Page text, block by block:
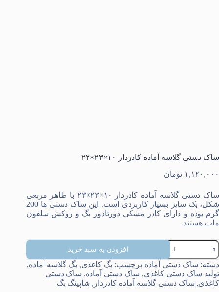
ساک دستی گلاسه آماده کادردار ۱۰×۲۳×۲۳
۱,۱۲۰,۰۰۰ تومان
ساک دستی گلاسه آماده کادردار ۱۰×۲۳×۲۳ با ظاهر مربعی
شکل، یک سایز بسیار کاربردی است. این ساک دستی ها 200
گرم بوده و دارای کادر مشکی دورتادور بگ و روکش سلفون
مات هستند.
ساک
دستی
گلاسه
آماده
کادردار
۱۰×۲۳×۲۳
افزودن به سبد خرید
دسته: ساک دستی آماده برچسب: بگ کاغذی, بگ گلاسه آماده,
تولید ساک دستی کاغذی, ساک دستی آماده, ساک دستی
کاغذی, ساک دستی گلاسه آماده کادردار , شاپینگ بگ